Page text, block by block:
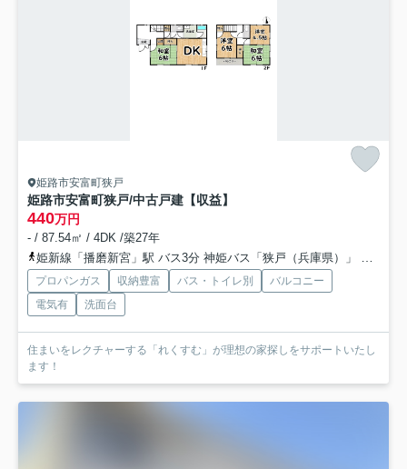
姫路市安富町狭戸
姫路市安富町狭戸/中古戸建【収益】
440万円
- / 87.54㎡ / 4DK /築27年
姫新線「播磨新宮」駅 バス3分 神姫バス「狭戸（兵庫県）」 停歩4分
プロパンガス 収納豊富 バス・トイレ別
バルコニー
電気有
洗面台
住まいをレクチャーする「れくすむ」が理想の家探しをサポートいたし
ます！